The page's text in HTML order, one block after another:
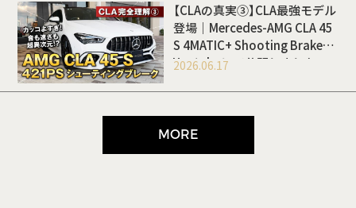
【CLAの真実③】CLA最強モデル
登場｜Mercedes-AMG CLA 45
S 4MATIC+ Shooting Brakeを
Youtubeにて公開しました
2026.06.17
MORE